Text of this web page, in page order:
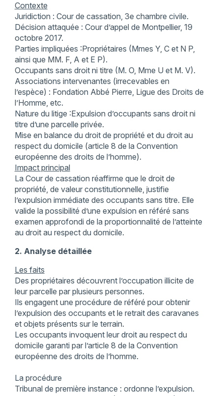
Contexte
Juridiction : Cour de cassation, 3e chambre civile.
Décision attaquée : Cour d’appel de Montpellier, 19
octobre 2017.
Parties impliquées :Propriétaires (Mmes Y, C et N P,
ainsi que MM. F, A et E P).
Occupants sans droit ni titre (M. O, Mme U et M. V).
Associations intervenantes (irrecevables en
l’espèce) : Fondation Abbé Pierre, Ligue des Droits de
l’Homme, etc.
Nature du litige :Expulsion d’occupants sans droit ni
titre d’une parcelle privée.
Mise en balance du droit de propriété et du droit au
respect du domicile (article 8 de la Convention
européenne des droits de l’homme).
Impact principal
La Cour de cassation réaffirme que le droit de
propriété, de valeur constitutionnelle, justifie
l’expulsion immédiate des occupants sans titre. Elle
valide la possibilité d’une expulsion en référé sans
examen approfondi de la proportionnalité de l’atteinte
au droit au respect du domicile.
2. Analyse détaillée
Les faits
Des propriétaires découvrent l’occupation illicite de
leur parcelle par plusieurs personnes.
Ils engagent une procédure de référé pour obtenir
l’expulsion des occupants et le retrait des caravanes
et objets présents sur le terrain.
Les occupants invoquent leur droit au respect du
domicile garanti par l’article 8 de la Convention
européenne des droits de l’homme.
La procédure
Tribunal de première instance : ordonne l’expulsion.